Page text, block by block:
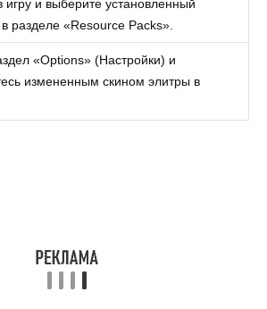
игру и выберите установленный
в разделе «Resource Packs».
«Options» (Настройки) и
измененным скином элитры в